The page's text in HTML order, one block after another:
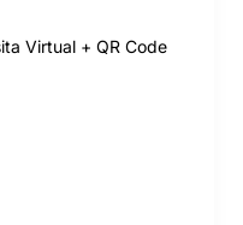
Virtual + QR Code